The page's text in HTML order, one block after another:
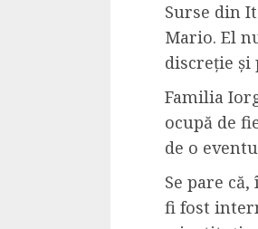
Surse din
Mario. El
discreție și
Familia
ocupă de
de o
Se pare
fi fost